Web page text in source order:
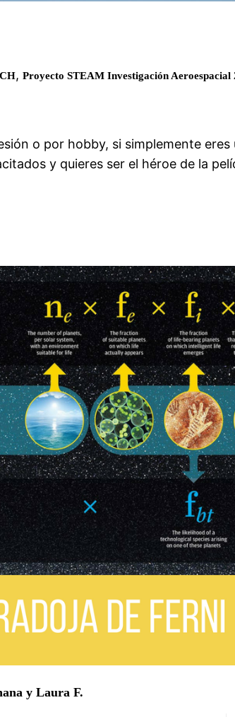
, Proyecto STEAM Investigación Aeroespacial
o por hobby, si simplemente eres
y quieres ser el héroe de la
y Laura F.